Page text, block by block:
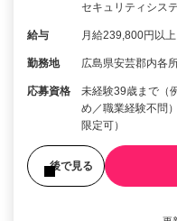
セキュリティシス
給与 月給239,800円以上
勤務地 広島県安芸郡内各
応募資格
未経験39歳まで（
め／職業経験不問
限定可）
後で見る